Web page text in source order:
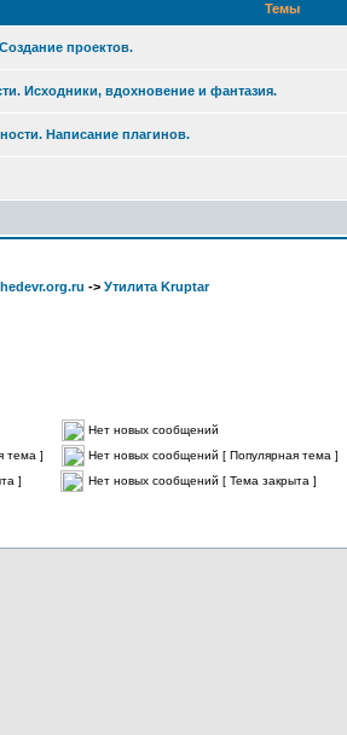
Темы
проектов.
Исходники, вдохновение и фантазия.
Написание плагинов.
-> Утилита Kruptar
Нет новых сообщений
тема ]
Нет новых сообщений [ Популярная тема ]
]
Нет новых сообщений [ Тема закрыта ]